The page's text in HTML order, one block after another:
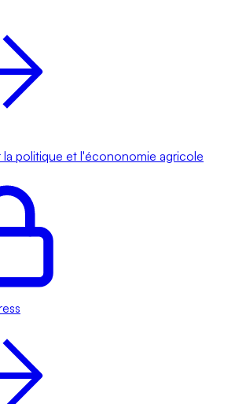
la politique et l'écononomie agricole